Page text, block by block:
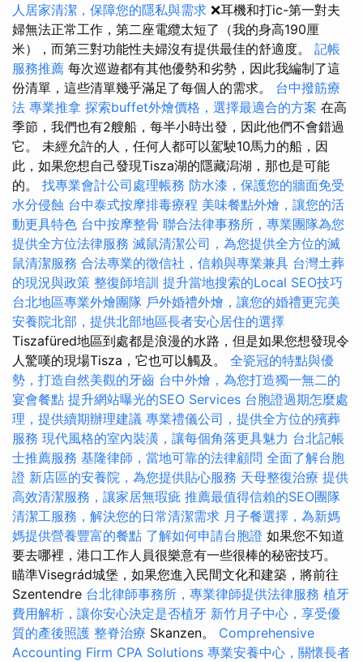
人居家清潔，保障您的隱私與需求 ❌耳機和打ic-第一對夫
婦無法正常工作，第二座電纜太短了（我的身高190厘
米），而第三對功能性夫婦沒有提供最佳的舒適度。 記帳
服務推薦 每次巡遊都有其他優勢和劣勢，因此我編制了這
份清單，這些清單幾乎滿足了每個人的需求。 台中撥筋療
法 專業推拿 探索buffet外燴價格，選擇最適合的方案 在高
季節，我們也有2艘船，每半小時出發，因此他們不會錯過
它。 未經允許的人，任何人都可以駕駛10馬力的船，因
此，如果您想自己發現Tisza湖的隱藏潟湖，那也是可能
的。 找專業會計公司處理帳務 防水漆，保護您的牆面免受
水分侵蝕 台中泰式按摩排毒療程 美味餐點外燴，讓您的活
動更具特色 台中按摩整骨 聯合法律事務所，專業團隊為您
提供全方位法律服務 滅鼠清潔公司，為您提供全方位的滅
鼠清潔服務 合法專業的徵信社，信賴與專業兼具 台灣土葬
的現況與政策 整復師培訓 提升當地搜索的Local SEO技巧
台北地區專業外燴團隊 戶外婚禮外燴，讓您的婚禮更完美
安養院北部，提供北部地區長者安心居住的選擇
Tiszafüred地區到處都是浪漫的水路，但是如果您想發現令
人驚嘆的現場Tisza，它也可以觸及。 全瓷冠的特點與優
勢，打造自然美觀的牙齒 台中外燴，為您打造獨一無二的
宴會餐點 提升網站曝光的SEO Services 台胞證過期怎麼處
理，提供續期辦理建議 專業禮儀公司，提供全方位的殯葬
服務 現代風格的室內裝潢，讓每個角落更具魅力 台北記帳
士推薦服務 基隆律師，當地可靠的法律顧問 全面了解台胞
證 新店區的安養院，為您提供貼心服務 天母整復治療 提供
高效清潔服務，讓家居無瑕疵 推薦最值得信賴的SEO團隊
清潔工服務，解決您的日常清潔需求 月子餐選擇，為新媽
媽提供營養豐富的餐點 了解如何申請台胞證 如果您不知道
要去哪裡，港口工作人員很樂意有一些很棒的秘密技巧。
瞄準Visegrád城堡，如果您進入民間文化和建築，將前往
Szentendre 台北律師事務所，專業律師提供法律服務 植牙
費用解析，讓你安心決定是否植牙 新竹月子中心，享受優
質的產後照護 整脊治療 Skanzen。 Comprehensive
Accounting Firm CPA Solutions 專業安養中心，關懷長者